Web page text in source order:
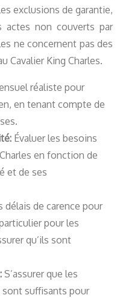
exclusions de garantie,
actes non couverts par
ne concernent pas des
Cavalier King Charles.
réaliste pour
en tenant compte de
Évaluer les besoins
en fonction de
et de ses
délais de carence pour
pour les
qu’ils sont
S’assurer que les
suffisants pour